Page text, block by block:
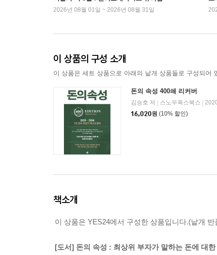
2026년 08월 01일 ~ 2026년 08월 31일
이 상품의 구성 소개
이 상품은 세트 상품으로 아래의 낱개 상품들로 구성되어
돈의 속성 400쇄 리커버
김승호 저 스노우폭스북스
16,020원 (10% 할인)
책소개
이 상품은 YES24에서 구성한 상품입니다.(낱개 반
[도서] 돈의 속성 : 최상위 부자가 말하는 돈에 대